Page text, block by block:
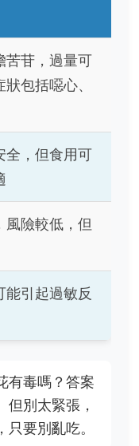
苦苷，過量可
包括噁心、
全，但食用可
風險較低，但
能引起過敏反
有毒嗎？答案
但別太緊張，
要別亂吃。